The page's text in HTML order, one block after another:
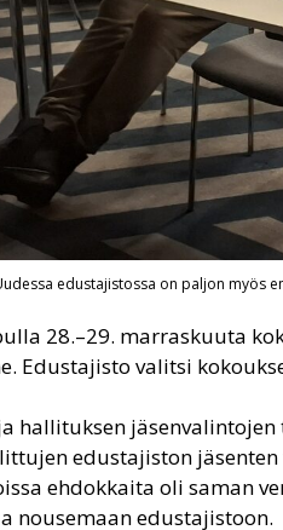
edustajistossa on paljon myös
28.–29. marraskuuta
Edustajisto valitsi
hallituksen
edustajiston
ehdokkaita oli saman
nousemaan edustajistoon.